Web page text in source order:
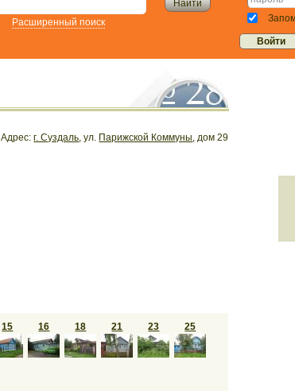
Расширенный поиск
Адрес:г. Суздаль, ул. Парижской Коммуны, дом 29
15 16 18 21 23 25